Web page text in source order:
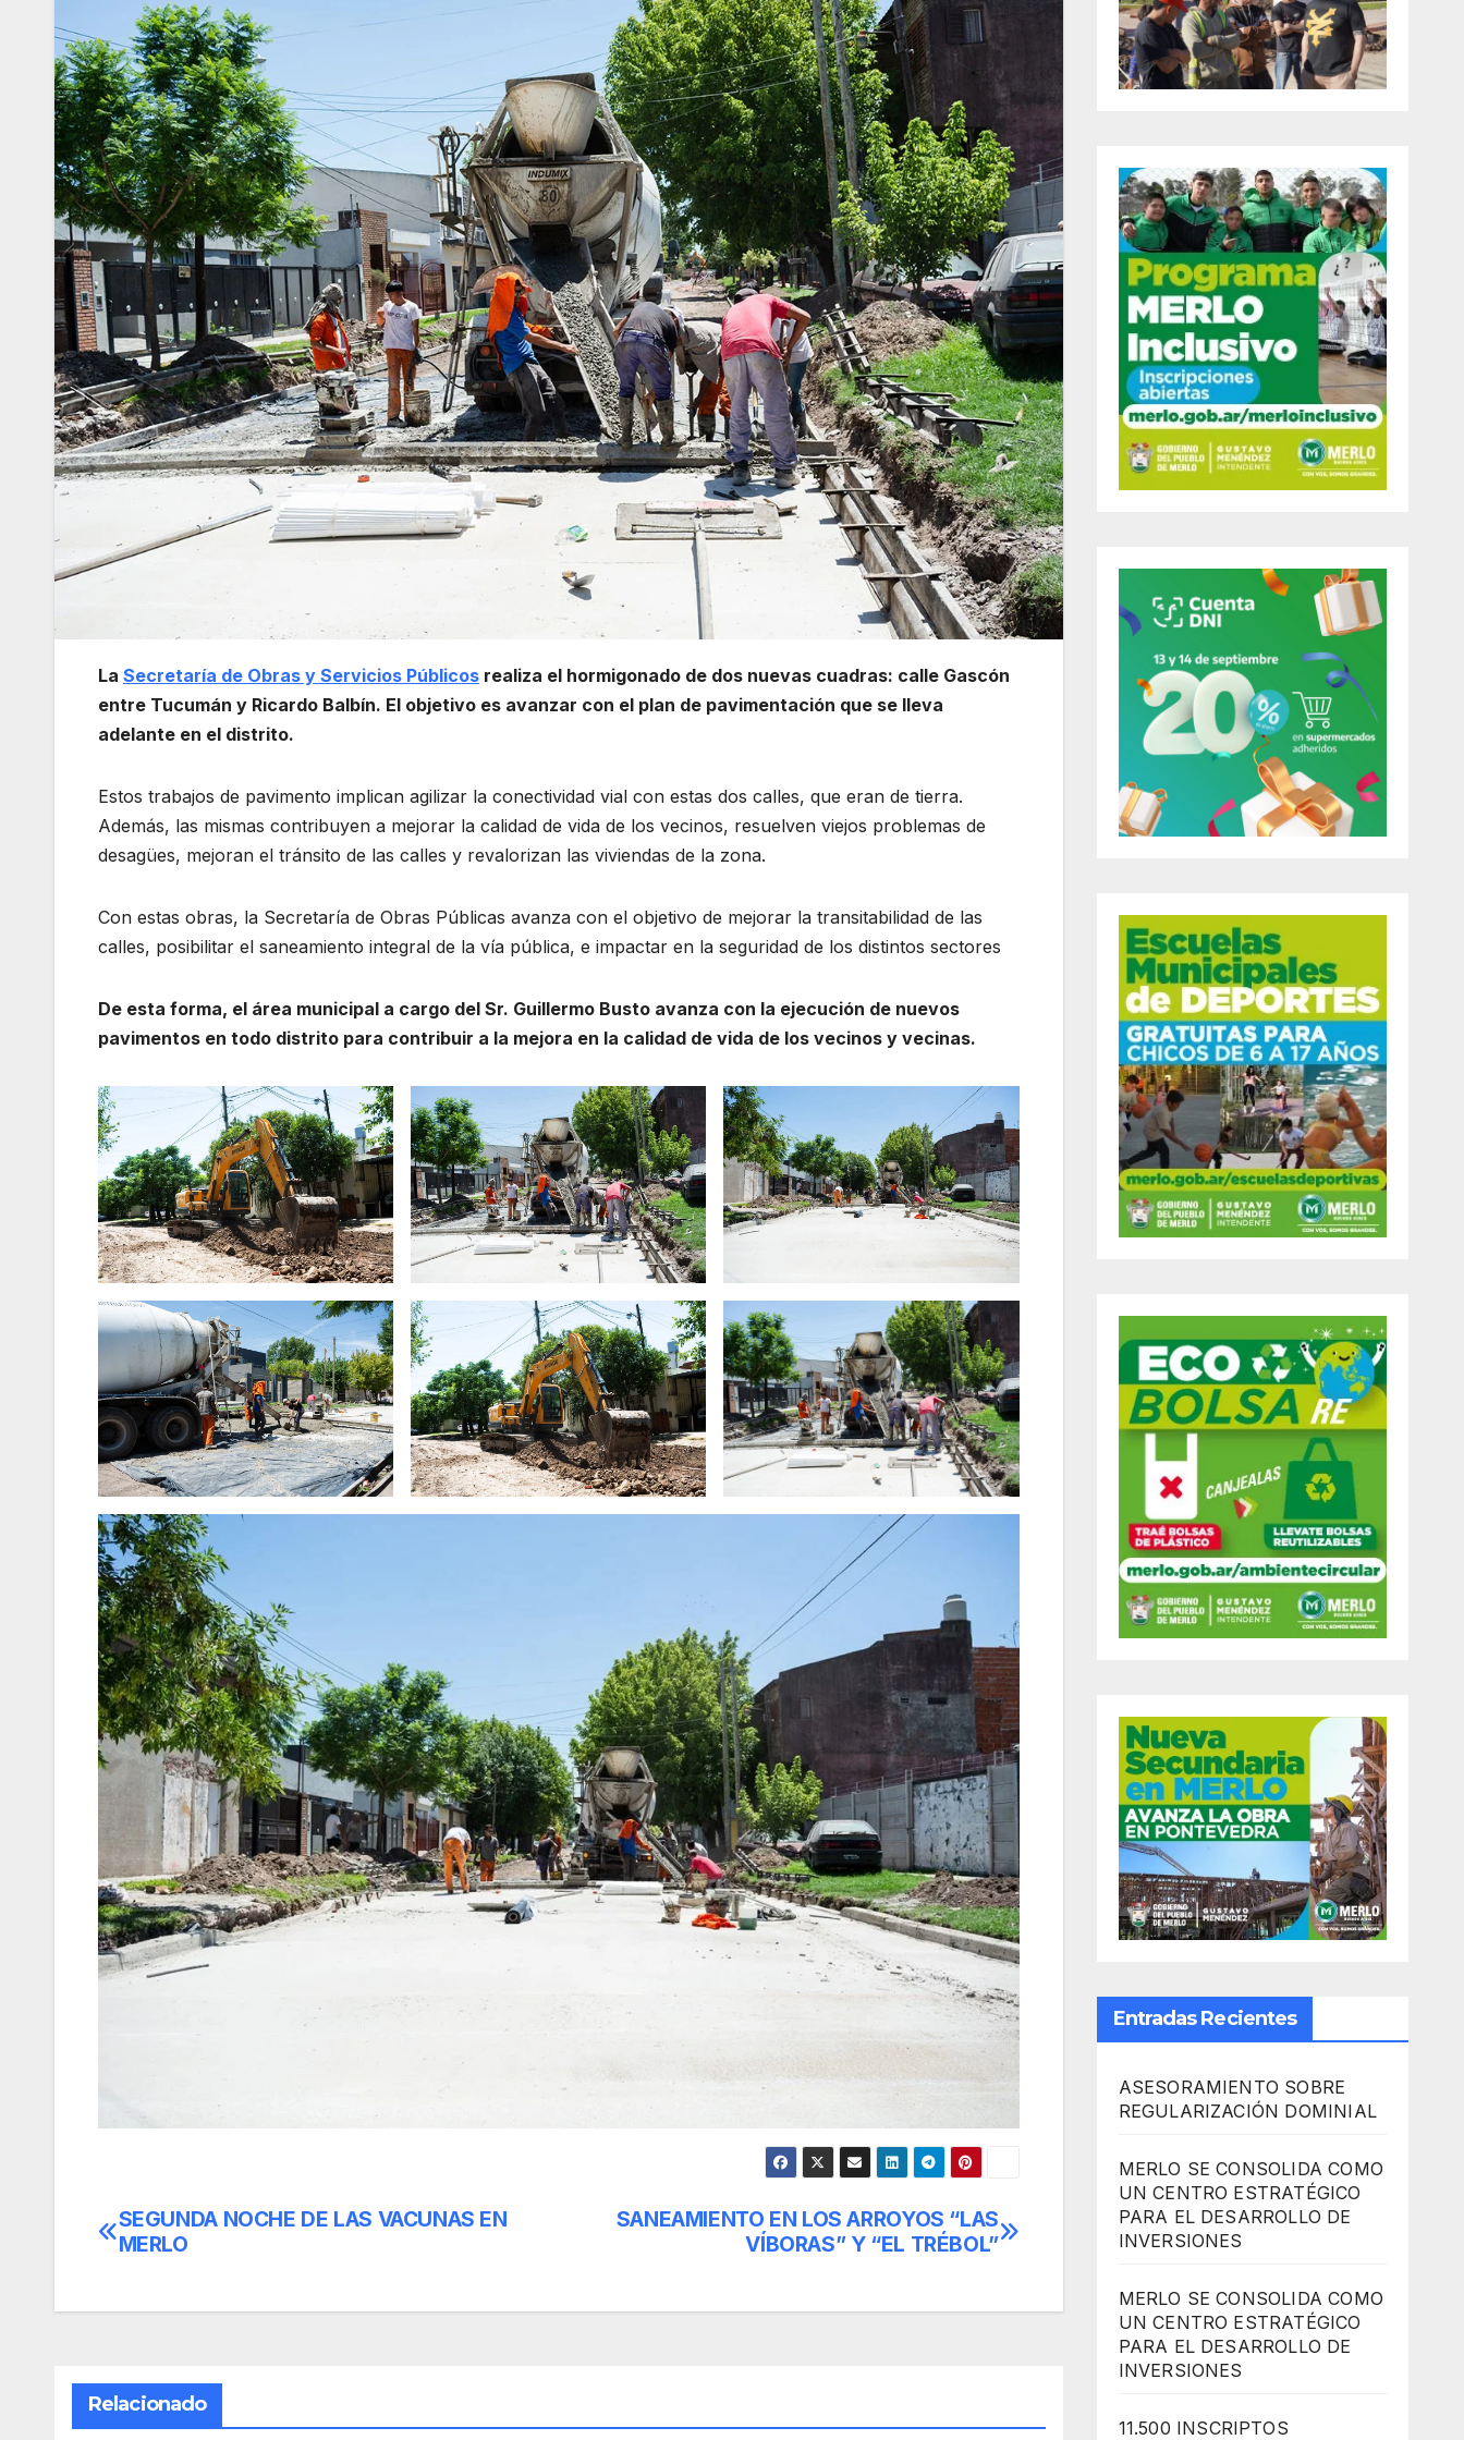
La Secretaría de Obras y Servicios Públicos realiza el hormigonado de dos nuevas cuadras: calle Gascón
entre Tucumán y Ricardo Balbín. El objetivo es avanzar con el plan de pavimentación que se lleva
adelante en el distrito.
Estos trabajos de pavimento implican agilizar la conectividad vial con estas dos calles, que eran de tierra.
Además, las mismas contribuyen a mejorar la calidad de vida de los vecinos, resuelven viejos problemas de
desagües, mejoran el tránsito de las calles y revalorizan las viviendas de la zona.
Con estas obras, la Secretaría de Obras Públicas avanza con el objetivo de mejorar la transitabilidad de las
calles, posibilitar el saneamiento integral de la vía pública, e impactar en la seguridad de los distintos sectores
De esta forma, el área municipal a cargo del Sr. Guillermo Busto avanza con la ejecución de nuevos
pavimentos en todo distrito para contribuir a la mejora en la calidad de vida de los vecinos y vecinas.
Navegación
entradas
SANEAMIENTO EN LOS ARROYOS “LAS
VÍBORAS” Y “EL TRÉBOL”
SEGUNDA NOCHE DE LAS VACUNAS EN
MERLO
Relacionado
Entradas Recientes
ASESORAMIENTO SOBRE
REGULARIZACIÓN DOMINIAL
MERLO SE CONSOLIDA COMO
UN CENTRO ESTRATÉGICO
PARA EL DESARROLLO DE
INVERSIONES
MERLO SE CONSOLIDA COMO
UN CENTRO ESTRATÉGICO
PARA EL DESARROLLO DE
INVERSIONES
11.500 INSCRIPTOS